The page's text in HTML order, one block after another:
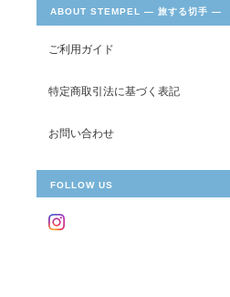
ABOUT STEMPEL ― 旅する切手 ―
ご利用ガイド
特定商取引法に基づく表記
お問い合わせ
FOLLOW US